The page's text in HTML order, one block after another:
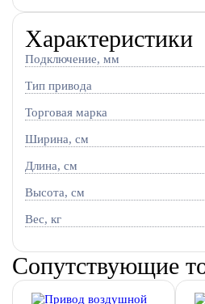
Характеристики
Подключение, мм
Тип привода
Торговая марка
Ширина, см
Длина, см
Высота, см
Вес, кг
Сопутствующие